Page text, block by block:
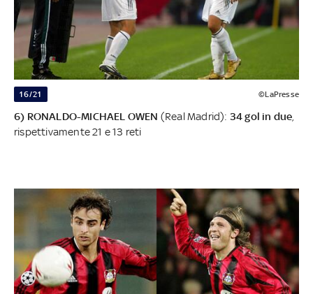
16/21 ©LaPresse
6) RONALDO-MICHAEL OWEN (Real Madrid): 34 gol in due
rispettivamente 21 e 13 reti